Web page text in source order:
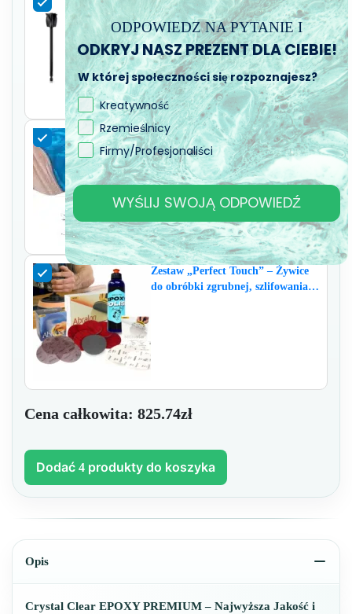
żywicy epoksydowej
SAHARA - Metaliczny pigment do
żywicy
Zestaw „Perfect Touch” – Żywice
do obróbki zgrubnej, szlifowania i
Cena całkowita: 825.74zł
Dodać 4 produkty do koszyka
Opis
Crystal Clear EPOXY PREMIUM – Najwyższa Jakość i
ODPOWIEDZ NA PYTANIE I
ODKRYJ NASZ PREZENT DLA CIEBIE!
W której społeczności się rozpoznajesz?
Kreatywność
Rzemieślnicy
Firmy/Profesjonaliści
WYŚLIJ SWOJĄ ODPOWIEDŹ